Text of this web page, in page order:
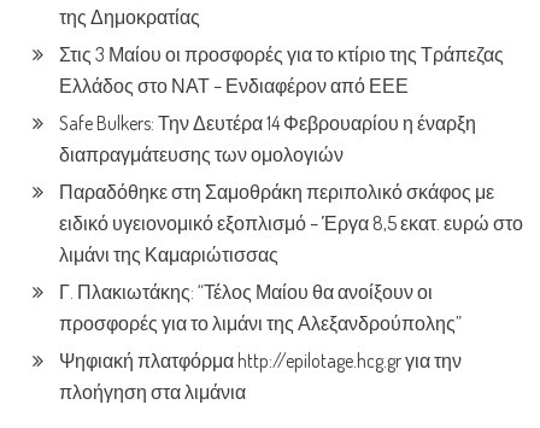
της Δημοκρατίας
Στις 3 Μαίου οι προσφορές για το κτίριο της Τράπεζας
Ελλάδος στο ΝΑΤ – Ενδιαφέρον από ΕΕΕ
Safe Bulkers: Την Δευτέρα 14 Φεβρουαρίου η έναρξη
διαπραγμάτευσης των ομολογιών
Παραδόθηκε στη Σαμοθράκη περιπολικό σκάφος με
ειδικό υγειονομικό εξοπλισμό – Έργα 8,5 εκατ. ευρώ στο
λιμάνι της Καμαριώτισσας
Γ. Πλακιωτάκης: “Τέλος Μαίου θα ανοίξουν οι
προσφορές για το λιμάνι της Αλεξανδρούπολης”
Ψηφιακή πλατφόρμα http://epilotage.hcg.gr για την
πλοήγηση στα λιμάνια